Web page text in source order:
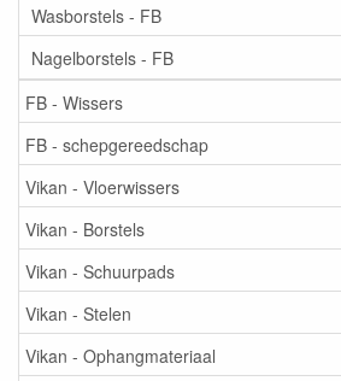
Wasborstels - FB
Nagelborstels - FB
FB - Wissers
FB - schepgereedschap
Vikan - Vloerwissers
Vikan - Borstels
Vikan - Schuurpads
Vikan - Stelen
Vikan - Ophangmateriaal